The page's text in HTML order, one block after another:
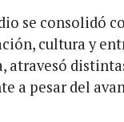
se consolidó
cultura y
atravesó
a pesar del